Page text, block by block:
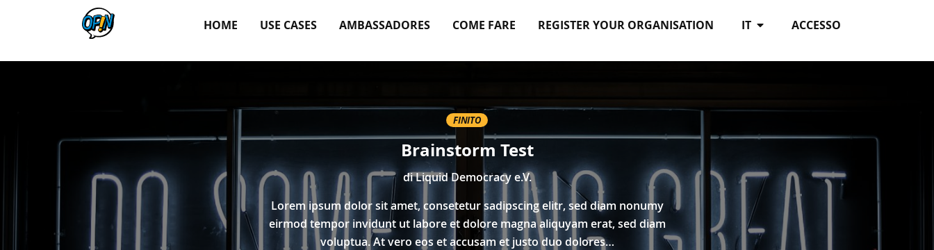
ACCESSO
IT
HOME USE CASES AMBASSADORES COME FARE REGISTER YOUR ORGANISATION
FINITO
Brainstorm Test
diLiquid Democracy e.V.
Lorem ipsum dolor sit amet, consetetur sadipscing elitr, sed diam nonumy
eirmod tempor invidunt ut labore et dolore magna aliquyam erat, sed diam
voluptua. At vero eos et accusam et justo duo dolores…